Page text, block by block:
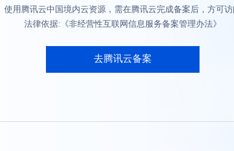
使用腾讯云中国境内云资源，需在腾讯云完成备案后，方可
法律依据:《非经营性互联网信息服务备案管理办法》
去腾讯云备案